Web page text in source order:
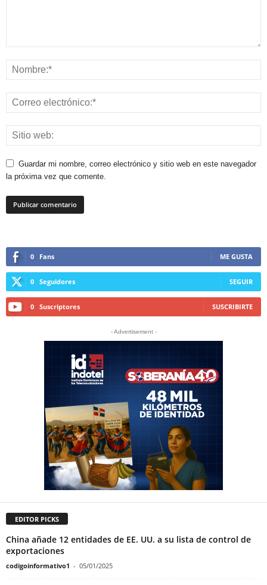
Guardar mi nombre, correo electrónico y sitio web en este navegador
la próxima vez que comente.
0 Fans ME GUSTA
0 Seguidores SEGUIR
0 Suscriptores SUSCRIBIRTE
- Advertisement -
EDITOR PICKS
China añade 12 entidades de EE. UU. a su lista de control de
exportaciones
codigoinformativo1 - 05/01/2025